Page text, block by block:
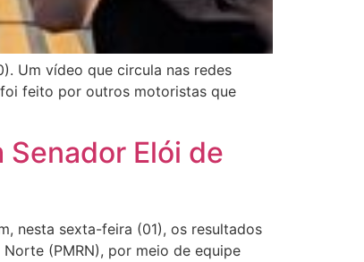
Um vídeo que circula nas redes
feito por outros motoristas que
Elói de
nesta sexta-feira (01), os resultados
(PMRN), por meio de equipe